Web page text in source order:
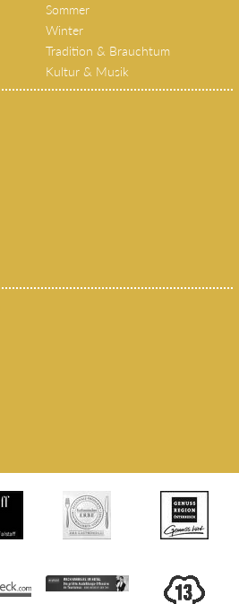
Sommer
Winter
Tradition & Brauchtum
Kultur & Musik